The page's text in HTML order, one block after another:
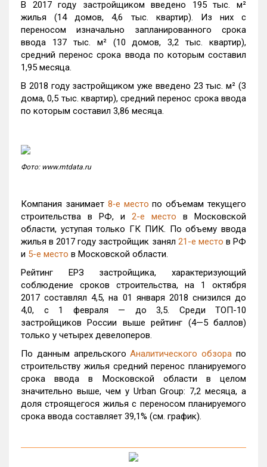
В 2017 году застройщиком введено 195 тыс. м²
жилья (14 домов, 4,6 тыс. квартир). Из них с
переносом изначально запланированного срока
ввода 137 тыс. м² (10 домов, 3,2 тыс. квартир),
средний перенос срока ввода по которым составил
1,95 месяца.
В 2018 году застройщиком уже введено 23 тыс. м² (3
дома, 0,5 тыс. квартир), средний перенос срока ввода
по которым составил 3,86 месяца.
Фото: www.mtdata.ru
Компания занимает 8‑е место по объемам текущего
строительства в РФ, и 2-е место в Московской
области, уступая только ГК ПИК. По объему ввода
жилья в 2017 году застройщик занял 21-е место в РФ
и 5-е место в Московской области.
Рейтинг ЕРЗ застройщика, характеризующий
соблюдение сроков строительства, на 1 октября
2017 составлял 4,5, на 01 января 2018 снизился до
4,0, с 1 февраля — до 3,5. Среди ТОП-10
застройщиков России выше рейтинг (4—5 баллов)
только у четырех девелоперов.
По данным апрельскогоАналитического обзора по
строительству жилья средний перенос планируемого
срока ввода в Московской области в целом
значительно выше, чем у Urban Group: 7,2 месяца, а
доля строящегося жилья с переносом планируемого
срока ввода составляет 39,1% (см. график).